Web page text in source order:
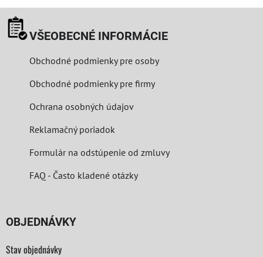
VŠEOBECNÉ INFORMÁCIE
Obchodné podmienky pre osoby
Obchodné podmienky pre firmy
Ochrana osobných údajov
Reklamačný poriadok
Formulár na odstúpenie od zmluvy
FAQ - Často kladené otázky
OBJEDNÁVKY
Stav objednávky